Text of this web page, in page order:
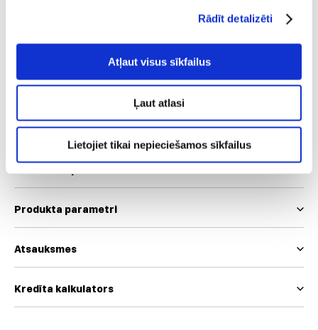
Rādīt detalizēti
Atļaut visus sīkfailus
Ļaut atlasi
Lietojiet tikai nepieciešamos sīkfailus
36 38 40 42 44 46 48
Mēs izmantojam EUR un INT izmēru skalas
Produkta parametri
Atsauksmes
Kredīta kalkulators